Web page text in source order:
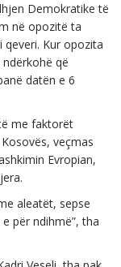
Demokratike të
në opozitë ta
Kur opozita
që
datën e 6
me faktorët
veçmas
Evropian,
aleatët, sepse
për ndihmë”, tha